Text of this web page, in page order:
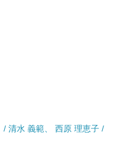
/ 清水 義範、 西原 理恵子 /